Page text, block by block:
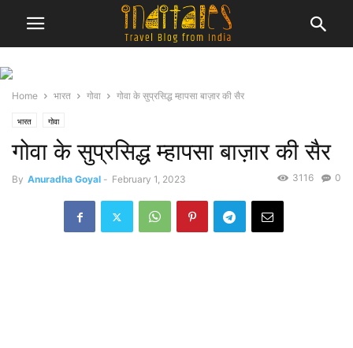
Home भारत गोवा गोवा के सुप्रसिद्ध म्हापसा बाज़ार की सैर
भारत गोवा
गोवा के सुप्रसिद्ध म्हापसा बाज़ार की सैर
By Anuradha Goyal - February 1, 2023 0
3116